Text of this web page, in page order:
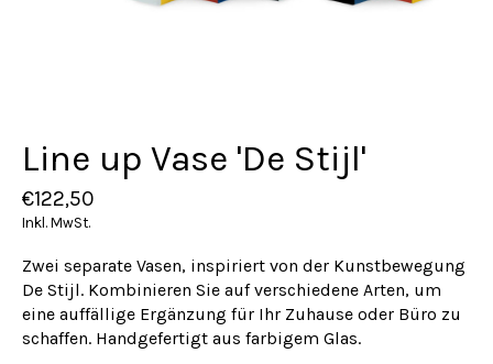
Line up Vase 'De Stijl'
€122,50
Inkl. MwSt.
Zwei separate Vasen, inspiriert von der Kunstbewegung
De Stijl. Kombinieren Sie auf verschiedene Arten, um
eine auffällige Ergänzung für Ihr Zuhause oder Büro zu
schaffen. Handgefertigt aus farbigem Glas.